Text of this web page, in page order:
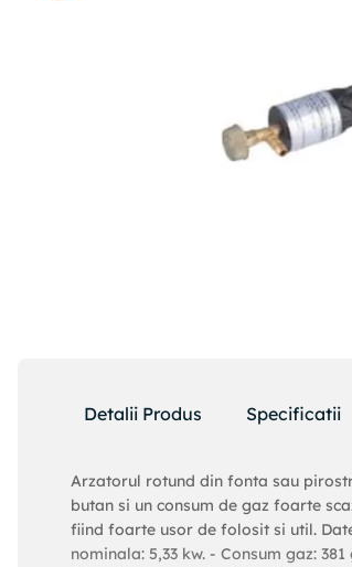
Detalii Produs Specificatii
Arzatorul rotund din fonta sau
butan si un consum de gaz foarte
fiind foarte usor de folosit si util.
nominala: 5,33 kw. - Consum gaz: